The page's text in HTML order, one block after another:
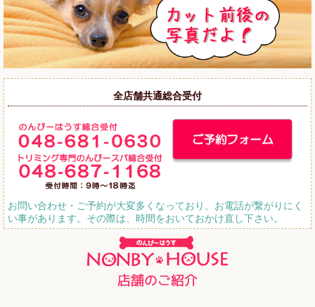
全店舗共通総合受付
お問い合わせ・ご予約が大変多くなっており、お電話が繋がりにく
い事があります。その際は、時間をおいておかけ直し下さい。